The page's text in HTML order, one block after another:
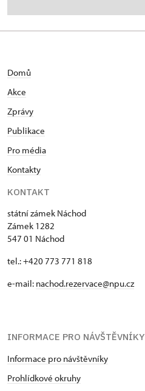
Domů
Akce
Zprávy
Publikace
Pro média
Kontakty
KONTAKT
státní zámek Náchod
Zámek 1282
547 01 Náchod
tel.: +420 773 771 818
e-mail: nachod.rezervace@npu.cz
INFORMACE PRO NÁVŠTĚVNÍKY
Informace pro návštěvníky
Prohlídkové okruhy